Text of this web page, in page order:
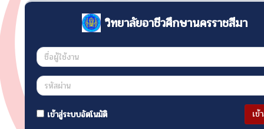
วิทยาลัยอาชีวศึกษานครราชสีมา
เข้าสู่ระบบอัตโนมัติ เข้